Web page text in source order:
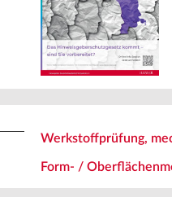
Werkstoffprüfung,
Form- /